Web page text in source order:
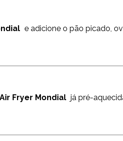
e adicione o pão picado,
Air Fryer Mondial já pré-